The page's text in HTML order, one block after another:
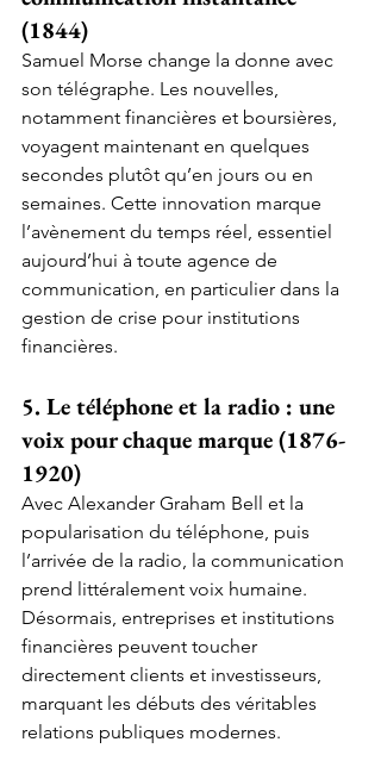
(1844)
Samuel Morse change la donne avec
son télégraphe. Les nouvelles,
notamment financières et boursières,
voyagent maintenant en quelques
secondes plutôt qu’en jours ou en
semaines. Cette innovation marque
l’avènement du temps réel, essentiel
aujourd’hui à toute agence de
communication, en particulier dans la
gestion de crise pour institutions
financières.
5. Le téléphone et la radio : une
voix pour chaque marque (1876-
1920)
Avec Alexander Graham Bell et la
popularisation du téléphone, puis
l’arrivée de la radio, la communication
prend littéralement voix humaine.
Désormais, entreprises et institutions
financières peuvent toucher
directement clients et investisseurs,
marquant les débuts des véritables
relations publiques modernes.